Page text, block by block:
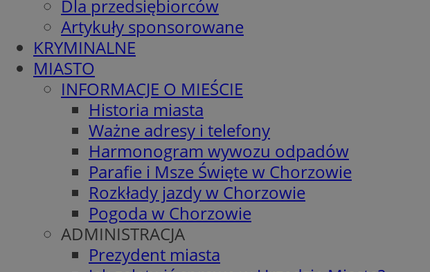
Dla przedsiębiorców
Artykuły sponsorowane
KRYMINALNE
MIASTO
INFORMACJE O MIEŚCIE
Historia miasta
Ważne adresy i telefony
Harmonogram wywozu odpadów
Parafie i Msze Święte w Chorzowie
Rozkłady jazdy w Chorzowie
Pogoda w Chorzowie
ADMINISTRACJA
Prezydent miasta